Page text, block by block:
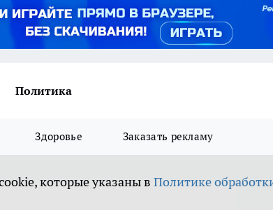
Политика
Здоровье Заказать рекламу
которые указаны в Политике